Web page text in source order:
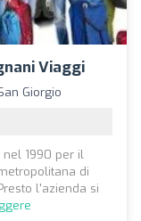
Viaggi
Giorgio
nel 1990 per il
di
l'azienda si